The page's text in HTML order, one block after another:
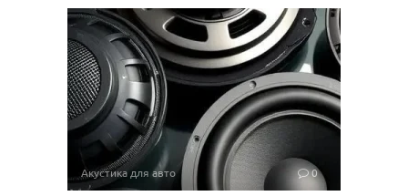
Акустика для авто 0